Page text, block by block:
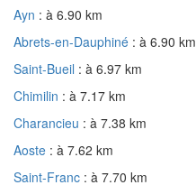
Ayn : à 6.90 km
Abrets-en-Dauphiné : à 6.90 km
Saint-Bueil : à 6.97 km
Chimilin : à 7.17 km
Charancieu : à 7.38 km
Aoste : à 7.62 km
Saint-Franc : à 7.70 km